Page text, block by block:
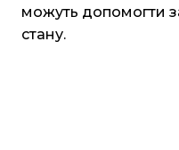
можуть допомогти
стану.